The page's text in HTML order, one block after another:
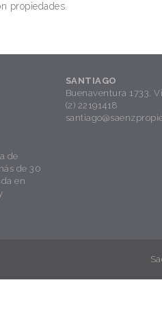
propiedades.
de
de 30
en
SANTIAGO
Buenaventura 1733.
(2) 22191418